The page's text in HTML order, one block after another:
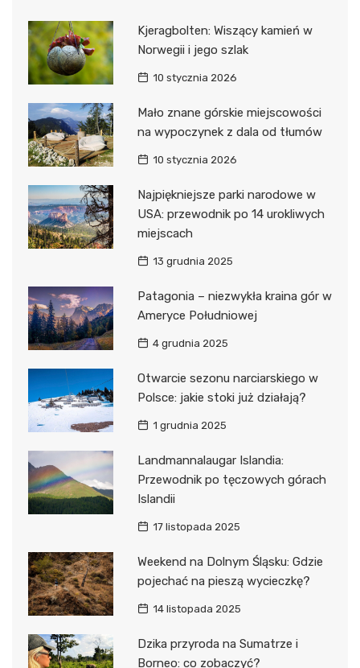
Kjeragbolten: Wiszący kamień w
Norwegii i jego szlak
10 stycznia 2026
Mało znane górskie miejscowości
na wypoczynek z dala od tłumów
10 stycznia 2026
Najpiękniejsze parki narodowe w
USA: przewodnik po 14 urokliwych
miejscach
13 grudnia 2025
Patagonia – niezwykła kraina gór w
Ameryce Południowej
4 grudnia 2025
Otwarcie sezonu narciarskiego w
Polsce: jakie stoki już działają?
1 grudnia 2025
Landmannalaugar Islandia:
Przewodnik po tęczowych górach
Islandii
17 listopada 2025
Weekend na Dolnym Śląsku: Gdzie
pojechać na pieszą wycieczkę?
14 listopada 2025
Dzika przyroda na Sumatrze i
Borneo: co zobaczyć?